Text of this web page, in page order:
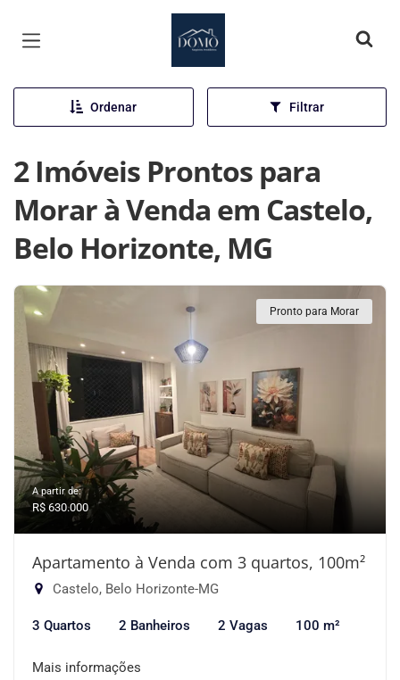
Página inicial
Ordenar Filtrar
2 Imóveis Prontos para
Morar à Venda em Castelo,
Belo Horizonte, MG
Pronto para Morar
A partir de:
R$ 630.000
Apartamento à Venda com 3 quartos, 100m²
Castelo, Belo Horizonte-MG
3 Quartos 2 Banheiros 2 Vagas 100 m²
Mais informações